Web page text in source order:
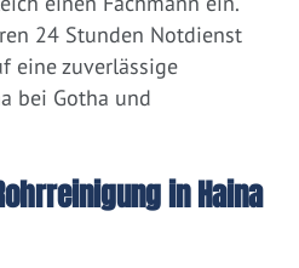
24 Stunden Notdienst
eine zuverlässige
bei Gotha und
in Haina